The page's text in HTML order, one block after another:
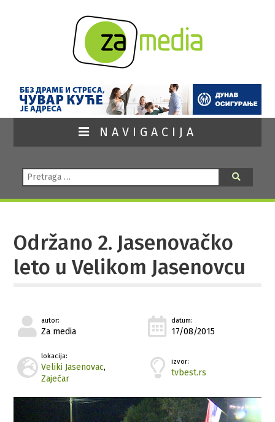
NAVIGACIJA
Pretraga:
Održano 2. Jasenovačko
leto u Velikom Jasenovcu
autor:
Za media
datum:
17/08/2015
lokacija:
Veliki Jasenovac,
Zaječar
izvor:
tvbest.rs